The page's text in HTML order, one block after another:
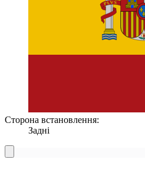
Сторона встановлення:
Задні